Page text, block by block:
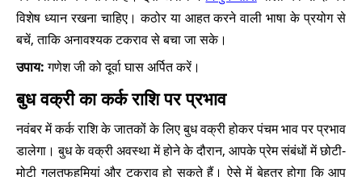
विशेष ध्यान रखना चाहिए। कठोर या आहत करने वाली भाषा के प्रयोग से
बचें, ताकि अनावश्यक टकराव से बचा जा सके।
उपाय:गणेश जी को दूर्वा घास अर्पित करें।
बुध वक्री का कर्क राशि पर प्रभाव
नवंबर में कर्क राशि के जातकों के लिए बुध वक्री होकर पंचम भाव पर प्रभाव
डालेगा। बुध के वक्री अवस्था में होने के दौरान, आपके प्रेम संबंधों में छोटी-
मोटी गलतफहमियां और टकराव हो सकते हैं। ऐसे में बेहतर होगा कि आप